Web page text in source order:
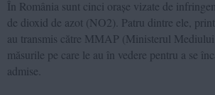
În România sunt cinci orașe vizate de
de dioxid de azot (NO2). Patru dintre ele,
au transmis către MMAP (Ministerul
măsurile pe care le au în vedere pentru a se
admise.